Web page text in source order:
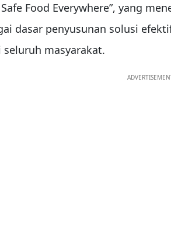
Food Everywhere”, yang
dasar penyusunan solusi
seluruh masyarakat.